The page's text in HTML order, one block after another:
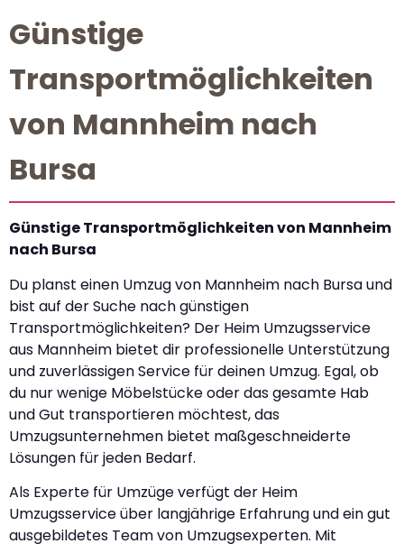
Günstige
Transportmöglichkeiten
von Mannheim nach
Bursa
Günstige Transportmöglichkeiten von Mannheim
nach Bursa
Du planst einen Umzug von Mannheim nach Bursa und
bist auf der Suche nach günstigen
Transportmöglichkeiten? Der Heim Umzugsservice
aus Mannheim bietet dir professionelle Unterstützung
und zuverlässigen Service für deinen Umzug. Egal, ob
du nur wenige Möbelstücke oder das gesamte Hab
und Gut transportieren möchtest, das
Umzugsunternehmen bietet maßgeschneiderte
Lösungen für jeden Bedarf.
Als Experte für Umzüge verfügt der Heim
Umzugsservice über langjährige Erfahrung und ein gut
ausgebildetes Team von Umzugsexperten. Mit